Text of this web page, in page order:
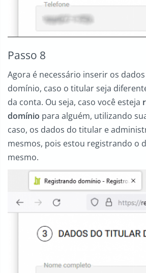
Passo 8
Agora é necessário inserir os
domínio, caso o titular seja
da conta. Ou seja, caso você esteja
domínio para alguém, utilizando
caso, os dados do titular e
mesmos, pois estou registrando o
mesmo.